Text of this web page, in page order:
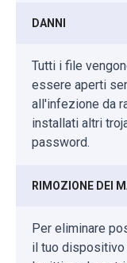
DANNI
Tutti i file
essere aperti
all'infezione da
installati altri
password.
RIMOZIONE DEI
Per eliminare
il tuo dispositivo